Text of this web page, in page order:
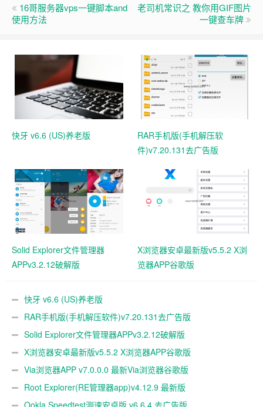
16哥服务器vps一键脚本and
使用方法
老司机常识之 教你用GIF图片
一键查车牌
快牙 v6.6 (US)养老版
RAR手机版(手机解压软
件)v7.20.131去广告版
Solid Explorer文件管理器
APPv3.2.12破解版
X浏览器安卓最新版v5.5.2 X浏
览器APP谷歌版
快牙 v6.6 (US)养老版
RAR手机版(手机解压软件)v7.20.131去广告版
Solid Explorer文件管理器APPv3.2.12破解版
X浏览器安卓最新版v5.5.2 X浏览器APP谷歌版
Via浏览器APP v7.0.0.0 最新Via浏览器谷歌版
Root Explorer(RE管理器app)v4.12.9 最新版
Ookla Speedtest测速安卓版 v6.6.4 去广告版